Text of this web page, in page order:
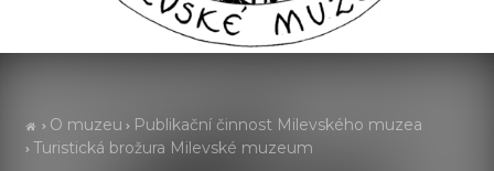
O muzeu
Publikační činnost Milevského muzea
Turistická brožura Milevské muzeum